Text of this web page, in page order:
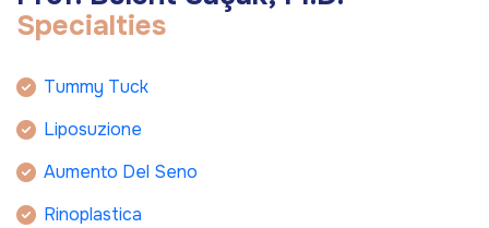
Specialties
Tummy Tuck
Liposuzione
Aumento Del Seno
Rinoplastica